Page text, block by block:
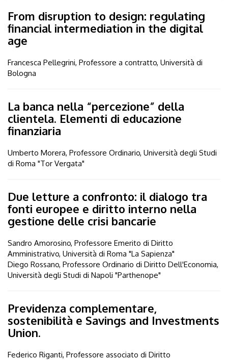
From disruption to design: regulating
financial intermediation in the digital
age
Francesca Pellegrini, Professore a contratto, Università di
Bologna
La banca nella “percezione” della
clientela. Elementi di educazione
finanziaria
Umberto Morera, Professore Ordinario, Università degli Studi
di Roma "Tor Vergata"
Due letture a confronto: il dialogo tra
fonti europee e diritto interno nella
gestione delle crisi bancarie
Sandro Amorosino, Professore Emerito di Diritto
Amministrativo, Università di Roma "La Sapienza"
Diego Rossano, Professore Ordinario di Diritto Dell'Economia,
Università degli Studi di Napoli "Parthenope"
Previdenza complementare,
sostenibilità e Savings and Investments
Union.
Federico Riganti, Professore associato di Diritto